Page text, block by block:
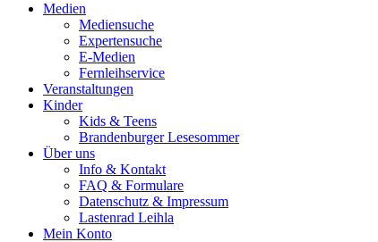
Medien
Mediensuche
Expertensuche
E-Medien
Fernleihservice
Veranstaltungen
Kinder
Kids & Teens
Brandenburger Lesesommer
Über uns
Info & Kontakt
FAQ & Formulare
Datenschutz & Impressum
Lastenrad Leihla
Mein Konto